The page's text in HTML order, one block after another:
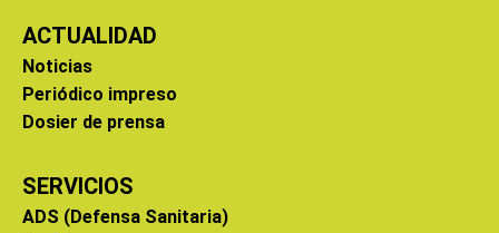
ACTUALIDAD
Noticias
Periódico impreso
Dosier de prensa
SERVICIOS
ADS (Defensa Sanitaria)